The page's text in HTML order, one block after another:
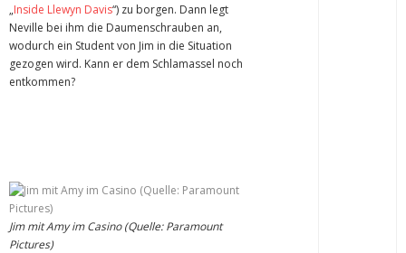
„Inside Llewyn Davis“) zu borgen. Dann legt
Neville bei ihm die Daumenschrauben an,
wodurch ein Student von Jim in die Situation
gezogen wird. Kann er dem Schlamassel noch
entkommen?
Jim mit Amy im Casino (Quelle: Paramount
Pictures)